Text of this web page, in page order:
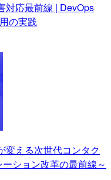
対応最前線 | DevOps
の実践
変える次世代コンタク
ション改革の最前線～